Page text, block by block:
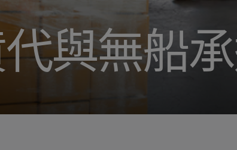
與無船